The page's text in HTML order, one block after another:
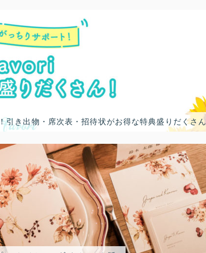
引き出物・席次表・招待状がお得な特典盛りだくさん